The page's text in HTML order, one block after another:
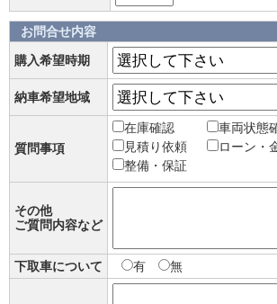
お問合せ内容
購入希望時期
納車希望地域
質問事項
在庫確認
車両状態
見積り依頼
ローン・
整備・保証
その他
ご質問内容など
下取車について 有 無